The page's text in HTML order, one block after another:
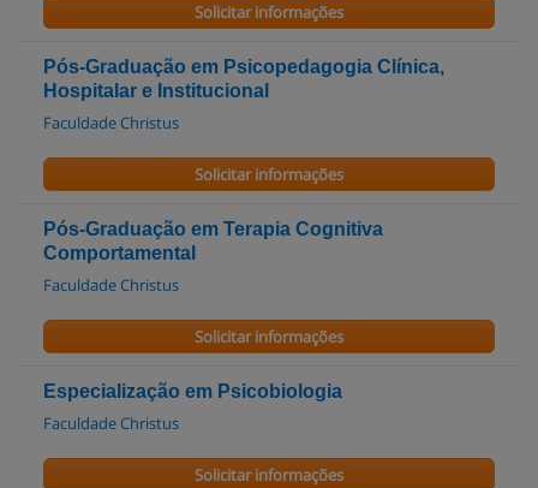
Solicitar informações
Pós-Graduação em Psicopedagogia Clínica,
Hospitalar e Institucional
Faculdade Christus
Solicitar informações
Pós-Graduação em Terapia Cognitiva
Comportamental
Faculdade Christus
Solicitar informações
Especialização em Psicobiologia
Faculdade Christus
Solicitar informações